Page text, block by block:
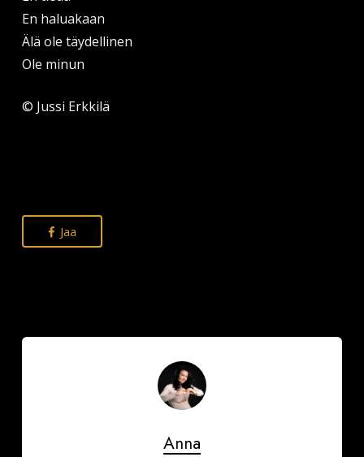
En haluakaan
Älä ole täydellinen
Ole minun
© Jussi Erkkilä
Jaa
Anna